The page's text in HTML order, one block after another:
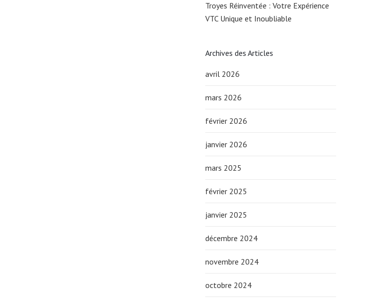
Troyes Réinventée : Votre Expérience
VTC Unique et Inoubliable
Archives des Articles
avril 2026
mars 2026
février 2026
janvier 2026
mars 2025
février 2025
janvier 2025
décembre 2024
novembre 2024
octobre 2024